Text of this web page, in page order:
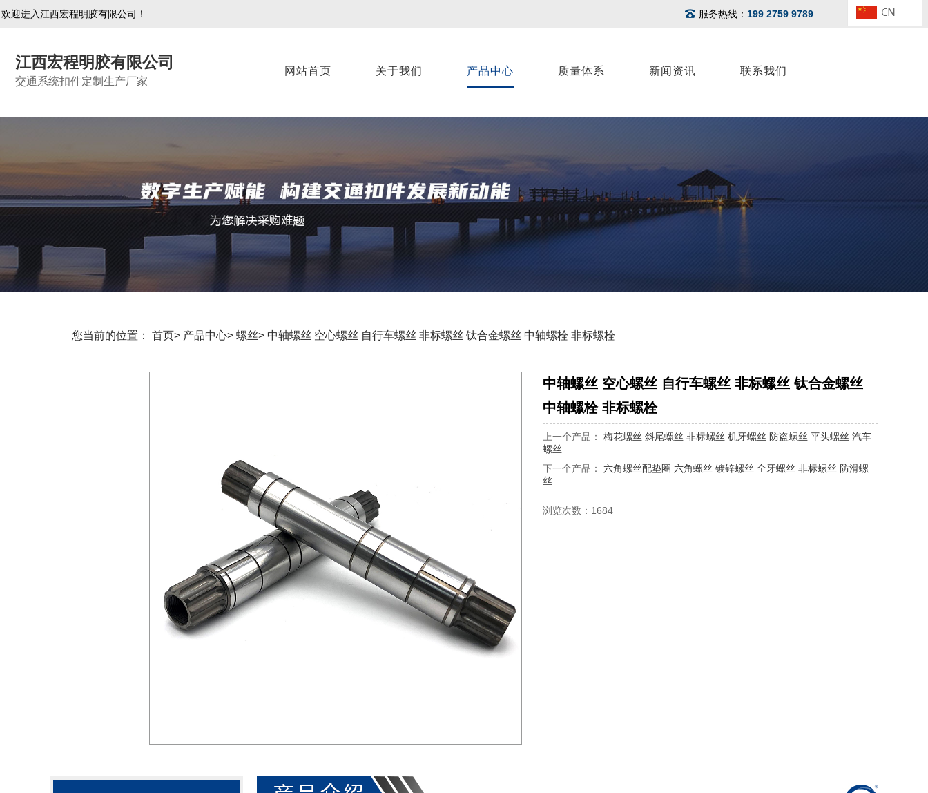
欢迎进入江西宏程明胶有限公司！ 服务热线： 199 2759 9789
江西宏程明胶有限公司
交通系统扣件定制生产厂家
网站首页 关于我们 产品中心 质量体系 新闻资讯 联系我们
您当前的位置： 首页> 产品中心> 螺丝> 中轴螺丝 空心螺丝 自行车螺丝 非标螺丝 钛合金螺丝 中轴螺栓 非标螺栓
中轴螺丝 空心螺丝 自行车螺丝 非标螺丝 钛合金螺丝
中轴螺栓 非标螺栓
上一个产品： 梅花螺丝 斜尾螺丝 非标螺丝 机牙螺丝 防盗螺丝 平头螺丝 汽车
螺丝
下一个产品： 六角螺丝配垫圈 六角螺丝 镀锌螺丝 全牙螺丝 非标螺丝 防滑螺
丝
浏览次数：1684